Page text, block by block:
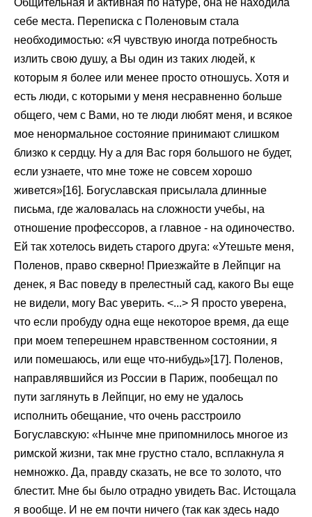
Общительная и активная по натуре, она не находила
себе места. Переписка с Поленовым стала
необходимостью: «Я чувствую иногда потребность
излить свою душу, а Вы один из таких людей, к
которым я более или менее просто отношусь. Хотя и
есть люди, с которыми у меня несравненно больше
общего, чем с Вами, но те люди любят меня, и всякое
мое ненормальное состояние принимают слишком
близко к сердцу. Ну а для Вас горя большого не будет,
если узнаете, что мне тоже не совсем хорошо
живется»[16]. Богуславская присылала длинные
письма, где жаловалась на сложности учебы, на
отношение профессоров, а главное - на одиночество.
Ей так хотелось видеть старого друга: «Утешьте меня,
Поленов, право скверно! Приезжайте в Лейпциг на
денек, я Вас поведу в прелестный сад, какого Вы еще
не видели, могу Вас уверить. <...> Я просто уверена,
что если пробуду одна еще некоторое время, да еще
при моем теперешнем нравственном состоянии, я
или помешаюсь, или еще что-нибудь»[17]. Поленов,
направлявшийся из России в Париж, пообещал по
пути заглянуть в Лейпциг, но ему не удалось
исполнить обещание, что очень расстроило
Богуславскую: «Нынче мне припомнилось многое из
римской жизни, так мне грустно стало, всплакнула я
немножко. Да, правду сказать, не все то золото, что
блестит. Мне бы было отрадно увидеть Вас. Истощала
я вообще. И не ем почти ничего (так как здесь надо